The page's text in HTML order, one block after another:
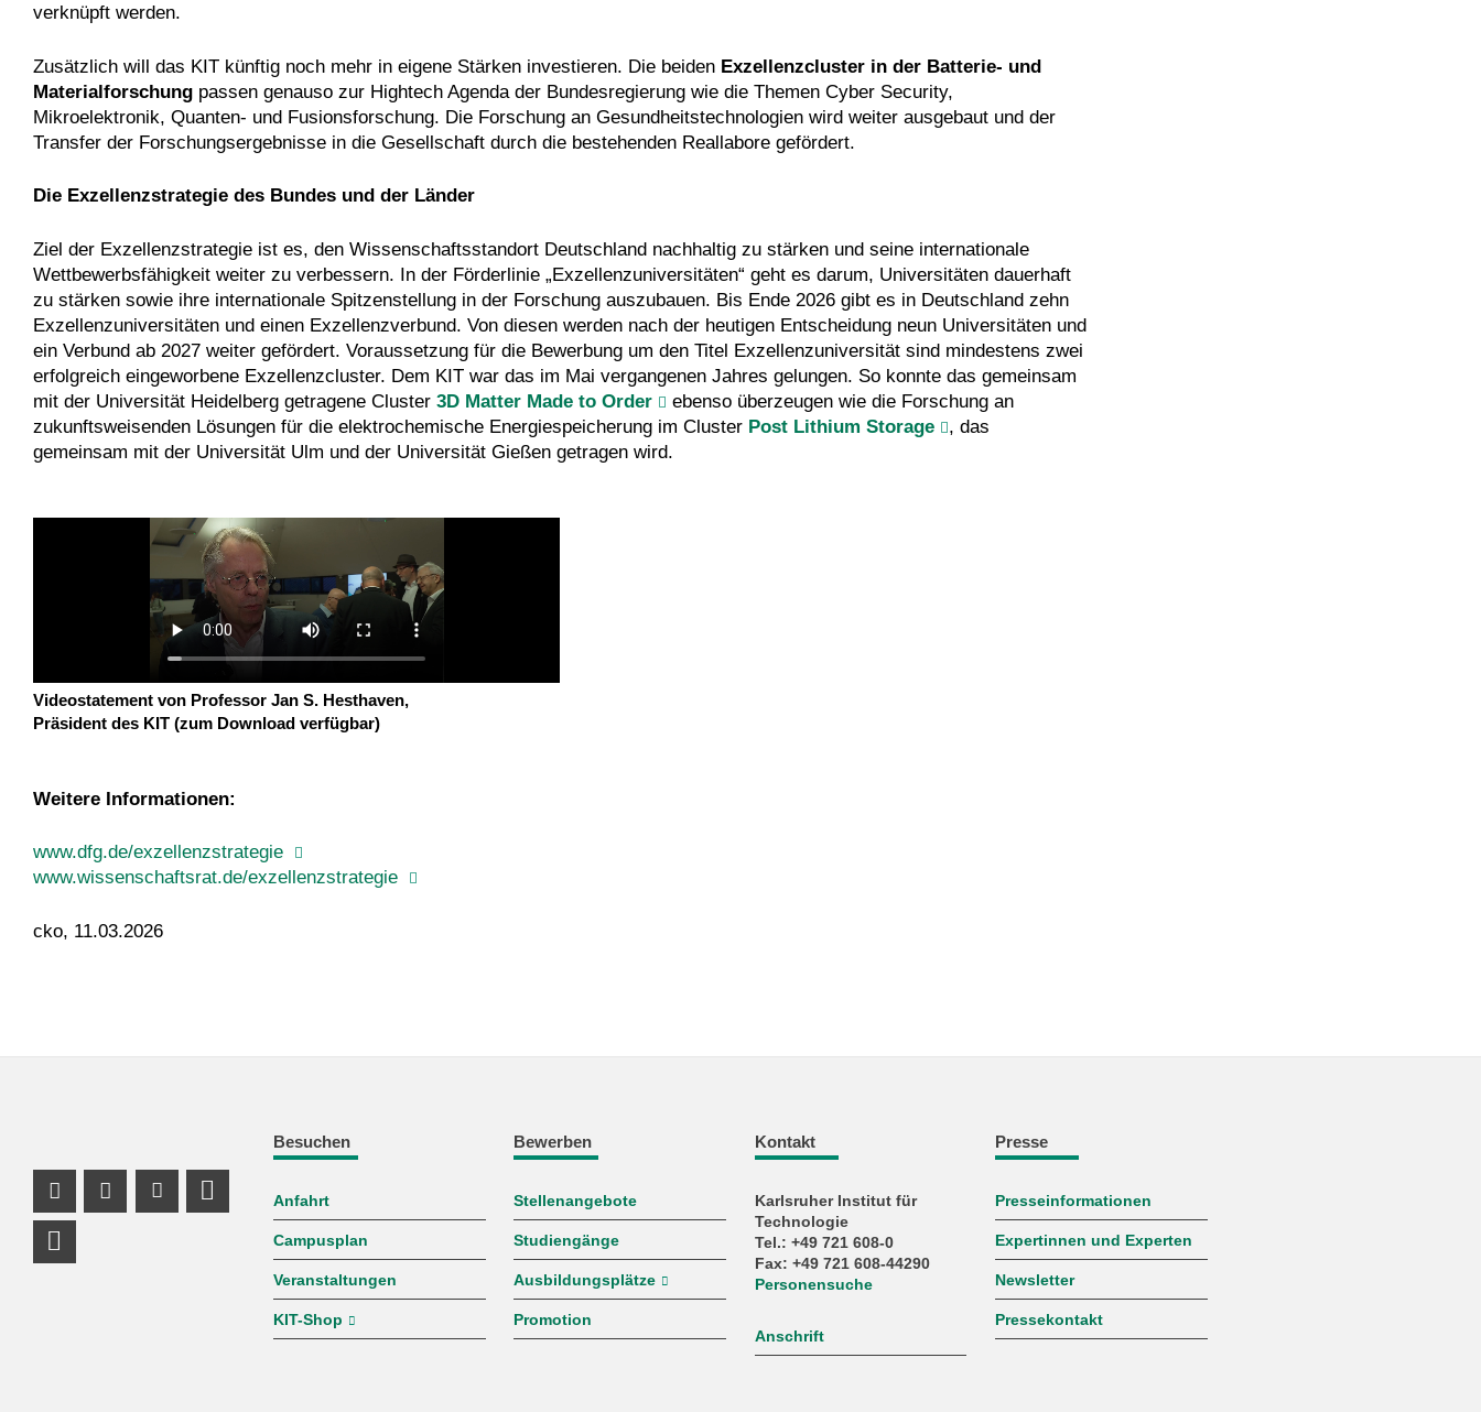
verknüpft werden.
Zusätzlich will das KIT künftig noch mehr in eigene Stärken investieren. Die beiden Exzellenzcluster in der Batterie- und
Materialforschungpassen genauso zur Hightech Agenda der Bundesregierung wie die Themen Cyber Security,
Mikroelektronik, Quanten- und Fusionsforschung. Die Forschung an Gesundheitstechnologien wird weiter ausgebaut und der
Transfer der Forschungsergebnisse in die Gesellschaft durch die bestehenden Reallabore gefördert.
Die Exzellenzstrategie des Bundes und der Länder
Ziel der Exzellenzstrategie ist es, den Wissenschaftsstandort Deutschland nachhaltig zu stärken und seine internationale
Wettbewerbsfähigkeit weiter zu verbessern. In der Förderlinie „Exzellenzuniversitäten“ geht es darum, Universitäten dauerhaft
zu stärken sowie ihre internationale Spitzenstellung in der Forschung auszubauen. Bis Ende 2026 gibt es in Deutschland zehn
Exzellenzuniversitäten und einen Exzellenzverbund. Von diesen werden nach der heutigen Entscheidung neun Universitäten und
ein Verbund ab 2027 weiter gefördert. Voraussetzung für die Bewerbung um den Titel Exzellenzuniversität sind mindestens zwei
erfolgreich eingeworbene Exzellenzcluster. Dem KIT war das im Mai vergangenen Jahres gelungen. So konnte das gemeinsam
mit der Universität Heidelberg getragene Cluster 3D Matter Made to Order
ebenso überzeugen wie die Forschung an
zukunftsweisenden Lösungen für die elektrochemische Energiespeicherung im Cluster Post Lithium Storage
, das
gemeinsam mit der Universität Ulm und der Universität Gießen getragen wird.
Videostatement von Professor Jan S. Hesthaven,
Präsident des KIT (zum Download verfügbar)
Weitere Informationen:
www.dfg.de/exzellenzstrategie
www.wissenschaftsrat.de/exzellenzstrategie
cko, 11.03.2026
Besuchen
Anfahrt
Campusplan
Veranstaltungen
KIT-Shop
Bewerben
Stellenangebote
Studiengänge
Ausbildungsplätze
Promotion
Kontakt
Karlsruher Institut für
Technologie
Tel.: +49 721 608-0
Fax: +49 721 608-44290
Personensuche
Anschrift
Presse
Presseinformationen
Expertinnen und Experten
Newsletter
Pressekontakt
Instagram Profil
Facebook Profil
Youtube Profil
Profil Mastodon
LinkedIn Profil